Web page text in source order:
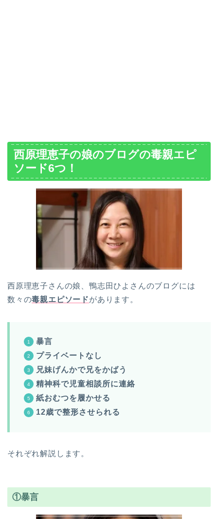
西原理恵子の娘のブログの毒親エピ
ソード6つ！
西原理恵子さんの娘、鴨志田ひよさんのブログには
数々の毒親エピソードがあります。
暴言
プライベートなし
兄妹げんかで兄をかばう
精神科で児童相談所に連絡
紙おむつを履かせる
12歳で整形させられる
それぞれ解説します。
①暴言